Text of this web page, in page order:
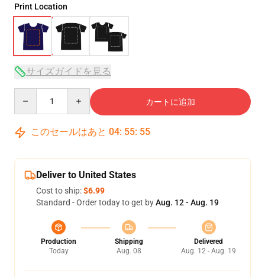
Print Location
サイズガイドを見る
カートに追加
このセールはあと 04: 55: 54
Deliver to United States
Cost to ship:$6.99
Standard - Order today to get byAug. 12 - Aug. 19
Production
Today
Shipping
Aug. 08
Delivered
Aug. 12 - Aug. 19